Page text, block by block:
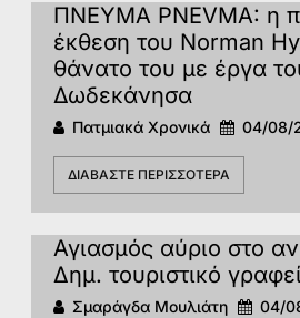
ΠΝΕΥΜΑ PNEVMA: η
έκθεση του Norman
θάνατο του με έργα
Δωδεκάνησα
Πατμιακά Χρονικά 04/08/
ΔΙΑΒΆΣΤΕ ΠΕΡΙΣΣΌΤΕΡΑ
Αγιασμός αύριο στο
Δημ. τουριστικό
Σμαράγδα Μουλιάτη 04/